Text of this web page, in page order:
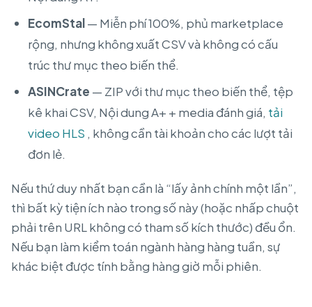
EcomStal— Miễn phí 100%, phủ marketplace
rộng, nhưng không xuất CSV và không có cấu
trúc thư mục theo biến thể.
ASINCrate — ZIP với thư mục theo biến thể, tệp
kê khai CSV, Nội dung A+ + media đánh giá, tải
video HLS , không cần tài khoản cho các lượt tải
đơn lẻ.
Nếu thứ duy nhất bạn cần là “lấy ảnh chính một lần”,
thì bất kỳ tiện ích nào trong số này (hoặc nhấp chuột
phải trên URL không có tham số kích thước) đều ổn.
Nếu bạn làm kiểm toán ngành hàng hàng tuần, sự
khác biệt được tính bằng hàng giờ mỗi phiên.